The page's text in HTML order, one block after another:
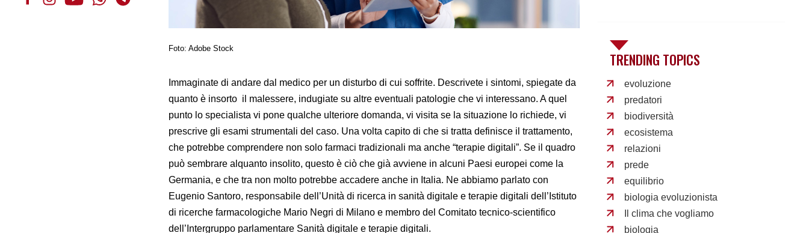
Foto: Adobe Stock
Immaginate di andare dal medico per un disturbo di cui soffrite. Descrivete i sintomi, spiegate da
quanto è insorto il malessere, indugiate su altre eventuali patologie che vi interessano. A quel
punto lo specialista vi pone qualche ulteriore domanda, vi visita se la situazione lo richiede, vi
prescrive gli esami strumentali del caso. Una volta capito di che si tratta definisce il trattamento,
che potrebbe comprendere non solo farmaci tradizionali ma anche “terapie digitali”. Se il quadro
può sembrare alquanto insolito, questo è ciò che già avviene in alcuni Paesi europei come la
Germania, e che tra non molto potrebbe accadere anche in Italia. Ne abbiamo parlato con
Eugenio Santoro, responsabile dell’Unità di ricerca in sanità digitale e terapie digitali dell’Istituto
di ricerche farmacologiche Mario Negri di Milano e membro del Comitato tecnico-scientifico
dell’Intergruppo parlamentare Sanità digitale e terapie digitali.
TRENDING TOPICS
evoluzione
predatori
biodiversità
ecosistema
relazioni
prede
equilibrio
biologia evoluzionista
Il clima che vogliamo
biologia